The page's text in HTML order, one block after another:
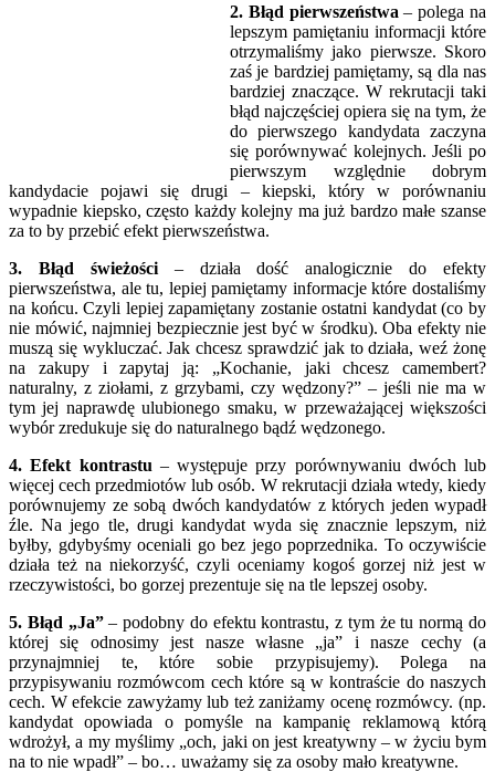
2. Błąd pierwszeństwa – polega na
lepszym pamiętaniu informacji które
otrzymaliśmy jako pierwsze. Skoro
zaś je bardziej pamiętamy, są dla nas
bardziej znaczące. W rekrutacji taki
błąd najczęściej opiera się na tym, że
do pierwszego kandydata zaczyna
się porównywać kolejnych. Jeśli po
pierwszym względnie dobrym
kandydacie pojawi się drugi – kiepski, który w porównaniu
wypadnie kiepsko, często każdy kolejny ma już bardzo małe szanse
za to by przebić efekt pierwszeństwa.
3. Błąd świeżości– działa dość analogicznie do efekty
pierwszeństwa, ale tu, lepiej pamiętamy informacje które dostaliśmy
na końcu. Czyli lepiej zapamiętany zostanie ostatni kandydat (co by
nie mówić, najmniej bezpiecznie jest być w środku). Oba efekty nie
muszą się wykluczać. Jak chcesz sprawdzić jak to działa, weź żonę
na zakupy i zapytaj ją: „Kochanie, jaki chcesz camembert?
naturalny, z ziołami, z grzybami, czy wędzony?” – jeśli nie ma w
tym jej naprawdę ulubionego smaku, w przeważającej większości
wybór zredukuje się do naturalnego bądź wędzonego.
4. Efekt kontrastu – występuje przy porównywaniu dwóch lub
więcej cech przedmiotów lub osób. W rekrutacji działa wtedy, kiedy
porównujemy ze sobą dwóch kandydatów z których jeden wypadł
źle. Na jego tle, drugi kandydat wyda się znacznie lepszym, niż
byłby, gdybyśmy oceniali go bez jego poprzednika. To oczywiście
działa też na niekorzyść, czyli oceniamy kogoś gorzej niż jest w
rzeczywistości, bo gorzej prezentuje się na tle lepszej osoby.
5. Błąd „Ja”– podobny do efektu kontrastu, z tym że tu normą do
której się odnosimy jest nasze własne „ja” i nasze cechy (a
przynajmniej te, które sobie przypisujemy). Polega na
przypisywaniu rozmówcom cech które są w kontraście do naszych
cech. W efekcie zawyżamy lub też zaniżamy ocenę rozmówcy. (np.
kandydat opowiada o pomyśle na kampanię reklamową którą
wdrożył, a my myślimy „och, jaki on jest kreatywny – w życiu bym
na to nie wpadł” – bo… uważamy się za osoby mało kreatywne.